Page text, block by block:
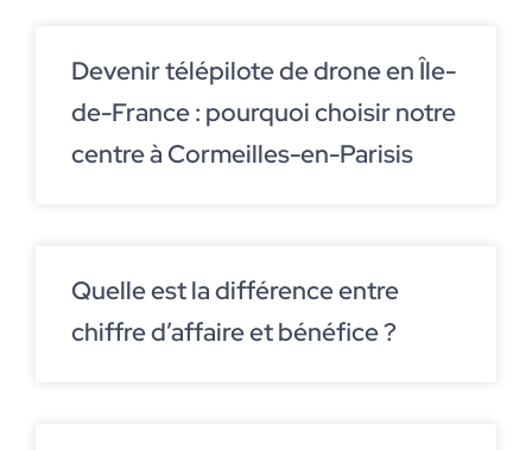
Devenir télépilote de drone en Île-
de-France : pourquoi choisir notre
centre à Cormeilles-en-Parisis
Quelle est la différence entre
chiffre d’affaire et bénéfice ?